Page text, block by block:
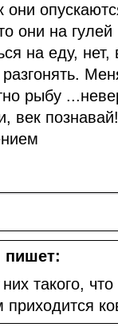
они
они на
на еду,
разгонять.
рыбу
век познавай!
пишет:
такого,
приходится